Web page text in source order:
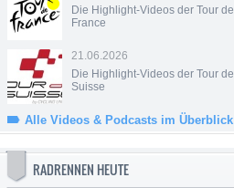
Die Highlight-Videos der Tour de
France
21.06.2026
Die Highlight-Videos der Tour de
Suisse
Alle Videos & Podcasts im Überblick
RADRENNEN HEUTE